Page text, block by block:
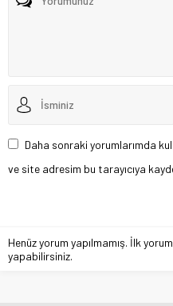
Daha sonraki yorumlarımda
ve site adresim bu tarayıcıya
Henüz yorum yapılmamış. İlk
yapabilirsiniz.